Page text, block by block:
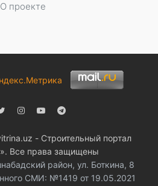
О проекте
- Строительный портал
Все права защищены
район, ул. Боткина, 8
СМИ: №1419 от 19.05.2021